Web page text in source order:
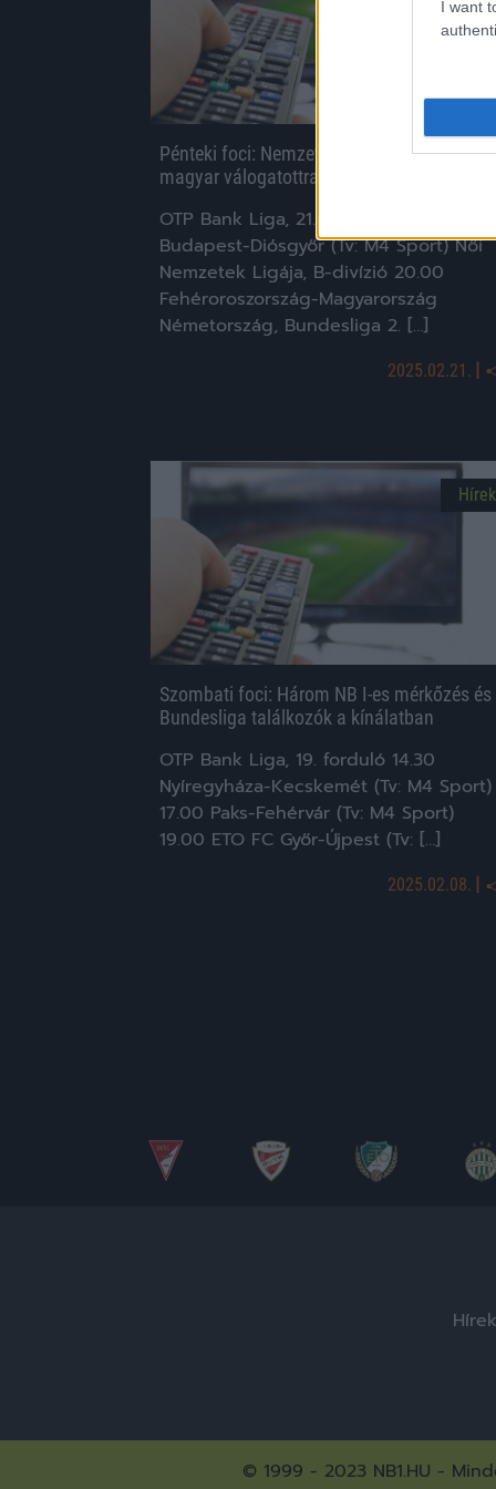
I want
Pénteki foci: Nemzetek Ligája meccs vár a
magyar válogatottra
OTP Bank Liga, 21. forduló 20.00 MTK
Budapest-Diósgyőr (Tv: M4 Sport) Női
Nemzetek Ligája, B-divízió 20.00
Fehéroroszország-Magyarország
Németország, Bundesliga 2. […]
2025.02.21. |
Hírek
Szombati foci: Három NB I-es mérkőzés és
Bundesliga találkozók a kínálatban
OTP Bank Liga, 19. forduló 14.30
Nyíregyháza-Kecskemét (Tv: M4 Sport)
17.00 Paks-Fehérvár (Tv: M4 Sport)
19.00 ETO FC Győr-Újpest (Tv: […]
2025.02.08. |
Hírek
© 1999 - 2023 NB1.HU -